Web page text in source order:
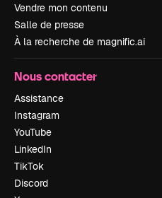
Vendre mon contenu
Salle de presse
À la recherche de magnific.ai
Nous contacter
Assistance
Instagram
YouTube
LinkedIn
TikTok
Discord